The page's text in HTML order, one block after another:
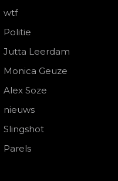
wtf
Politie
Jutta Leerdam
Monica Geuze
Alex Soze
nieuws
Slingshot
Parels